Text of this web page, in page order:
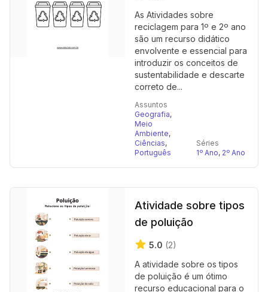
As Atividades sobre
reciclagem para 1º e 2º ano
são um recurso didático
envolvente e essencial para
introduzir os conceitos de
sustentabilidade e descarte
correto de...
Assuntos
Geografia,
Meio
Ambiente,
Ciências,
Português
Séries
1º Ano, 2º Ano
Atividade sobre tipos
de poluição
5.0 (2)
A atividade sobre os tipos
de poluição é um ótimo
recurso educacional para o